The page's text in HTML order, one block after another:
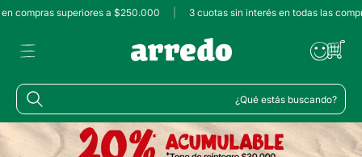
compras superiores a $250.000 3 cuotas sin interés en todas las
¿Qué estás buscando?